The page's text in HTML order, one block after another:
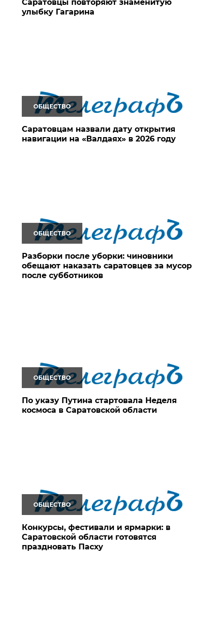
Саратовцы повторяют знаменитую
улыбку Гагарина
ОБЩЕСТВО
Саратовцам назвали дату открытия
навигации на «Валдаях» в 2026 году
ОБЩЕСТВО
Разборки после уборки: чиновники
обещают наказать саратовцев за мусор
после субботников
ОБЩЕСТВО
По указу Путина стартовала Неделя
космоса в Саратовской области
ОБЩЕСТВО
Конкурсы, фестивали и ярмарки: в
Саратовской области готовятся
праздновать Пасху